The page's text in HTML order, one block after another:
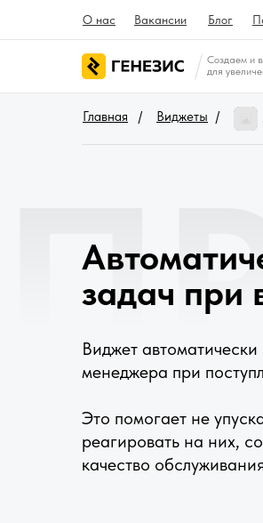
О нас Вакансии Блог
Создаем и
для
/
Виджеты
/
Главная
Виджет автоматически
менеджера при
Это помогает не
реагировать на них,
качество
задач при